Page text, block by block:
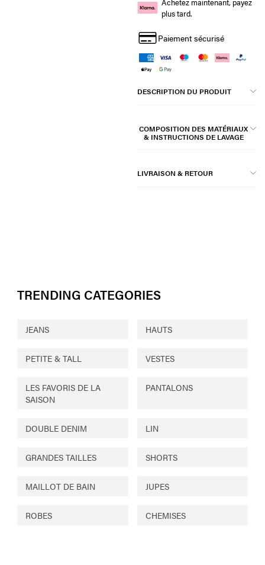
plus tard.
Paiement sécurisé
DESCRIPTION DU PRODUIT
COMPOSITION DES MATÉRIAUX
& INSTRUCTIONS DE LAVAGE
LIVRAISON & RETOUR
TRENDING CATEGORIES
JEANS HAUTS
PETITE & TALL VESTES
LES FAVORIS DE LA
SAISON
PANTALONS
DOUBLE DENIM LIN
GRANDES TAILLES SHORTS
MAILLOT DE BAIN JUPES
ROBES CHEMISES